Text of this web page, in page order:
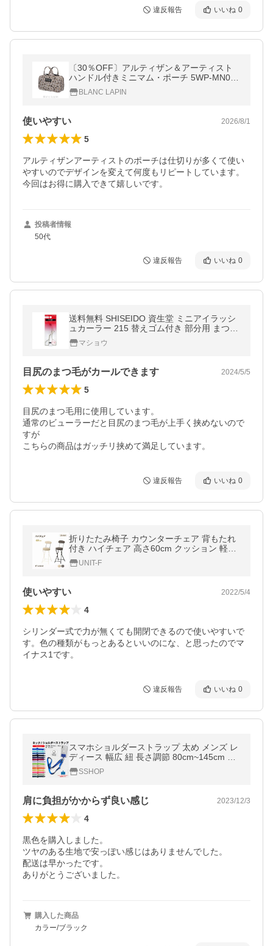
違反報告 いいね 0
〔30％OFF〕アルティザン＆アーティスト
ハンドル付きミニマム・ポーチ 5WP-MN013
S ミス・パンテール #グレージュ コスメポー
チ/バッグ [162675]
BLANC LAPIN
使いやすい 2026/8/1
5
アルティザンアーティストのポーチは仕切りが多くて使い
やすいのでデザインを変えて何度もリピートしています。
今回はお得に購入できて嬉しいです。
投稿者情報
50代
違反報告 いいね 0
送料無料 SHISEIDO 資生堂 ミニアイラッシ
ュカーラー 215 替えゴム付き 部分用 まつ毛
マショウ
目尻のまつ毛がカールできます 2024/5/5
5
目尻のまつ毛用に使用しています。
通常のビューラーだと目尻のまつ毛が上手く挟めないので
すが
こちらの商品はガッチリ挟めて満足しています。
違反報告 いいね 0
折りたたみ椅子 カウンターチェア 背もたれ
付き ハイチェア 高さ60cm クッション 軽量
コンパクト収納 キッチンチェア ツイード調
布張り ベージュ グレー
UNIT-F
使いやすい 2022/5/4
4
シリンダー式で力が無くても開閉できるので使いやすいで
す。色の種類がもっとあるといいのにな、と思ったのでマ
イナス1です。
違反報告 いいね 0
スマホショルダーストラップ 太め メンズ レ
ディース 幅広 紐 長さ調節 80cm~145cm 携
帯ストラップ 肩掛け 首かけ 太い 丈夫 頑丈
平帯 平紐 全機種対応 首掛け
SSHOP
肩に負担がかからず良い感じ 2023/12/3
4
黒色を購入しました。
ツヤのある生地で安っぽい感じはありませんでした。
配送は早かったです。
ありがとうございました。
購入した商品
カラー/ブラック